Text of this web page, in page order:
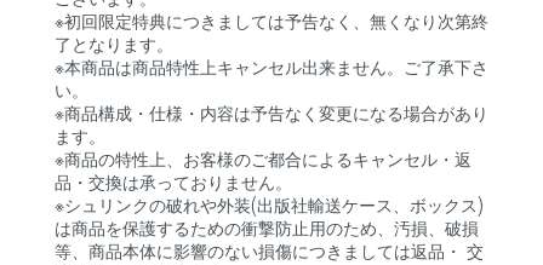
※初回限定特典につきましては予告なく、無くなり次第終
了となります。
※本商品は商品特性上キャンセル出来ません。ご了承下さ
い。
※商品構成・仕様・内容は予告なく変更になる場合があり
ます。
※商品の特性上、お客様のご都合によるキャンセル・返
品・交換は承っておりません。
※シュリンクの破れや外装(出版社輸送ケース、ボックス)
は商品を保護するための衝撃防止用のため、汚損、破損
等、商品本体に影響のない損傷につきましては返品・ 交